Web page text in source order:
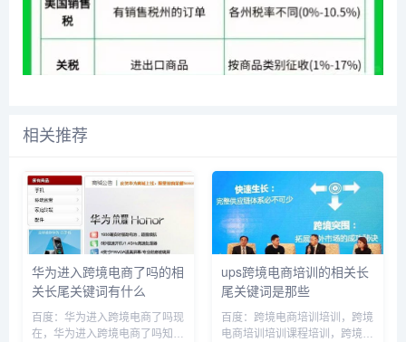
相关推荐
华为进入跨境电商了吗的相
关长尾关键词有什么
百度：华为进入跨境电商了吗现
在，华为进入跨境电商了吗知
ups跨境电商培训的相关长
尾关键词是那些
百度：跨境电商培训培训，跨境
电商培训培训课程培训，跨境电